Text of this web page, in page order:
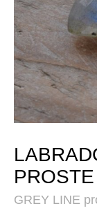
GREY LINE